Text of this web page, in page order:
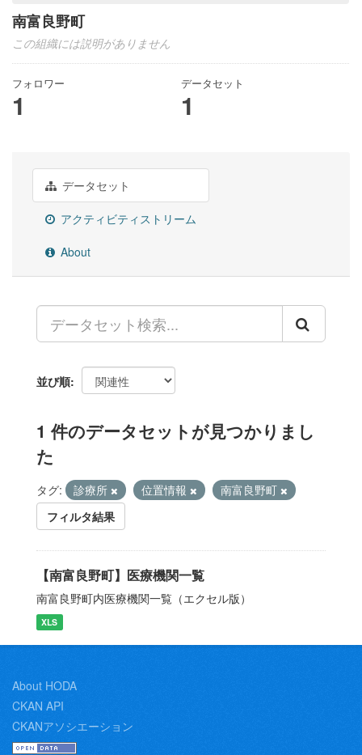
南富良野町
この組織には説明がありません
フォロワー
1
データセット
1
データセット
アクティビティストリーム
About
並び順
1 件のデータセットが見つかりまし
た
タグ: 診療所 位置情報
南富良野町
フィルタ結果
【南富良野町】医療機関一覧
南富良野町内医療機関一覧（エクセル版）
XLS
About HODA
CKAN API
CKANアソシエーション